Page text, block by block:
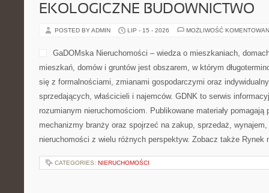
EKOLOGICZNE BUDOWNICTWO
POSTED BY ADMIN LIP - 15 - 2026 MOŻLIWOŚĆ
GaDOMska Nieruchomości – wiedza o mieszkaniach,
mieszkań, domów i gruntów jest obszarem, w którym
się z formalnościami, zmianami gospodarczymi oraz
sprzedających, właścicieli i najemców. GDNK to serwis
rozumianym nieruchomościom. Publikowane materiały pomagają
mechanizmy branży oraz spojrzeć na zakup, sprzedaż,
nieruchomości z wielu różnych perspektyw. Zobacz także
CATEGORIES: NIERUCHOMOŚCI